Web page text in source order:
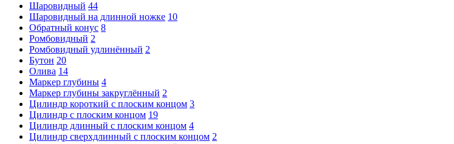
Шаровидный 44
Шаровидный на длинной ножке 10
Обратный конус 8
Ромбовидный 2
Ромбовидный удлинённый 2
Бутон 20
Олива 14
Маркер глубины 4
Маркер глубины закруглённый 2
Цилиндр короткий с плоским концом 3
Цилиндр с плоским концом 19
Цилиндр длинный с плоским концом 4
Цилиндр сверхдлинный с плоским концом 2